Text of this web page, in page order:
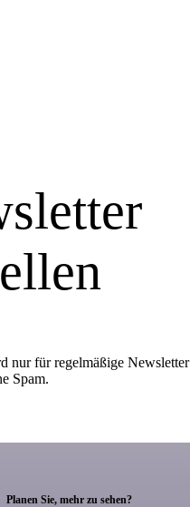
nur für regelmäßige Newsletter
Spam.
Planen Sie, mehr zu sehen?